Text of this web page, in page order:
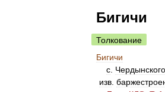
Бигичи
Толкование
Бигичи
с Чердынского
изв